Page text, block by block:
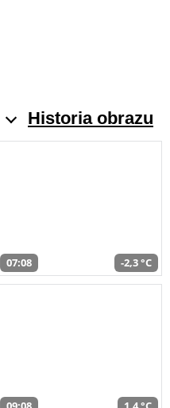
Historia obrazu
07:08 -2,3 °C